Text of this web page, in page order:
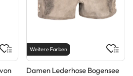
Weitere Farben
Damen Lederhose Bogensee